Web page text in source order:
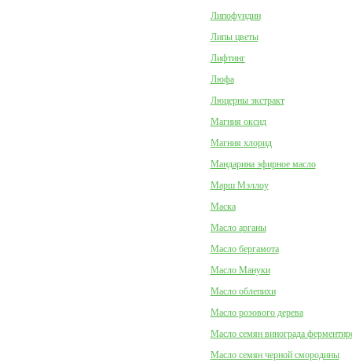
Липофундин
Липы цветы
Лифтинг
Люфа
Люцерны экстракт
Магния оксид
Магния хлорид
Мандарина эфирное масло
Марш Мэллоу
Маска
Масло арганы
Масло бергамота
Масло Мануки
Масло облепихи
Масло розового дерева
Масло семян винограда
Масло семян черной смородины